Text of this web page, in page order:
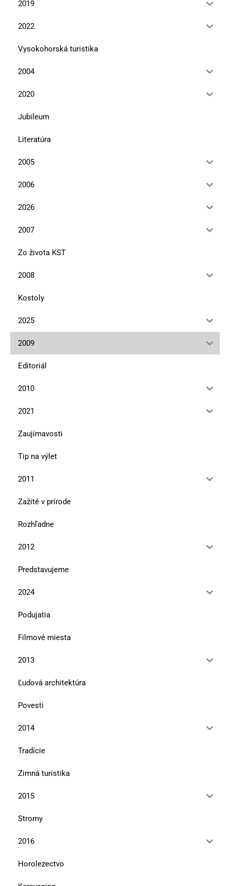
2019
2022
Vysokohorská turistika
2004
2020
Jubileum
Literatúra
2005
2006
2026
2007
Zo života KST
2008
Kostoly
2025
2009
Editoriál
2010
2021
Zaujímavosti
Tip na výlet
2011
Zažité v prírode
Rozhľadne
2012
Predstavujeme
2024
Podujatia
Filmové miesta
2013
Ľudová architektúra
Povesti
2014
Tradície
Zimná turistika
2015
Stromy
2016
Horolezectvo